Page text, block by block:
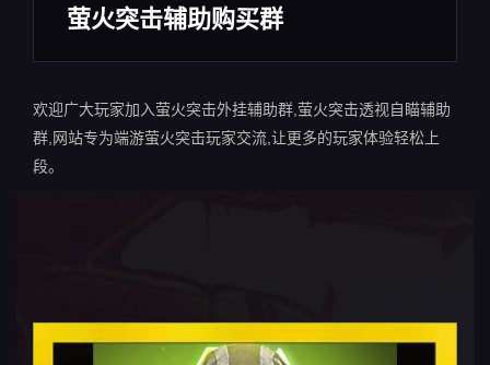
萤火突击辅助购买群
欢迎广大玩家加入萤火突击外挂辅助群,萤火突击透视自瞄辅助
群,网站专为端游萤火突击玩家交流,让更多的玩家体验轻松上
段。